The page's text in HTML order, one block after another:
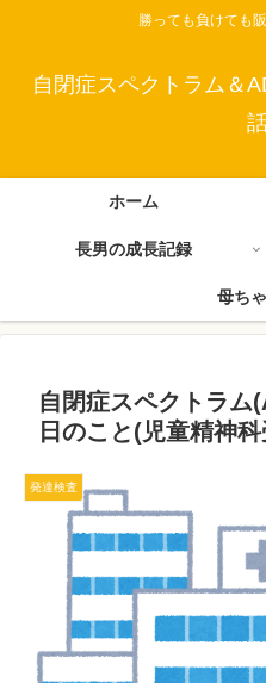
勝っても負けても
自閉症スペクトラム＆
ホーム
長男の成長記録
母ち
自閉症スペクトラム
日のこと(児童精神
発達検査